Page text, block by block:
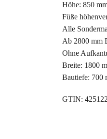
Höhe: 850
Füße
Alle
Ab 2800 mm
Ohne
Breite: 1800
Bautiefe: 700
GTIN: